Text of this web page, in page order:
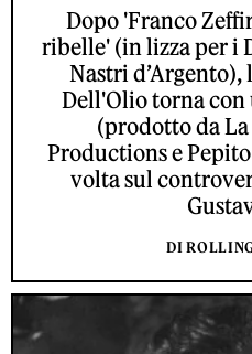
Dopo 'Franco
ribelle' (in lizza per i
Nastri d’Argento),
Dell'Olio torna
(prodotto da La
Productions e
volta sul
DI